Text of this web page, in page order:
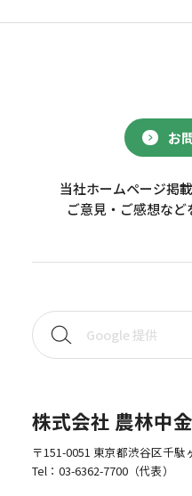
お
当社ホームページ掲
ご意見・ご感想など
株式会社 農林中
〒151-0051 東京都渋谷区千
Tel： 03-6362-7700（代表）